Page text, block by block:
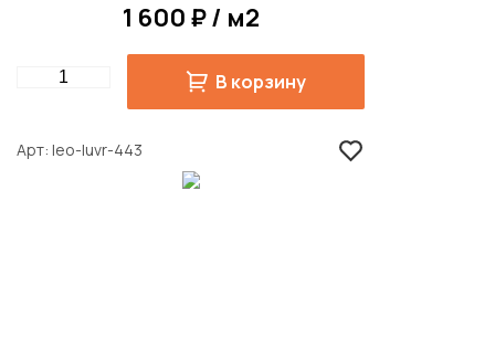
1 600 ₽ / м2
Quantity В корзину
Арт leo-luvr-443